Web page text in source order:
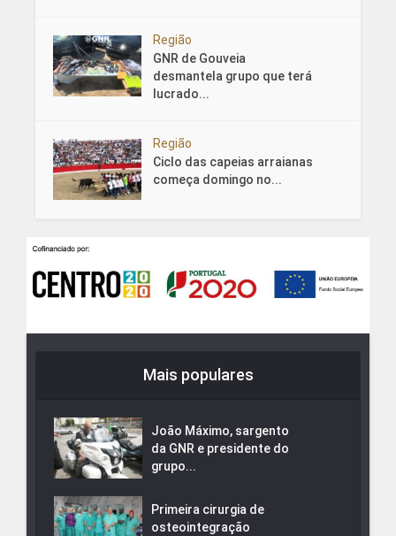
Região
GNR de Gouveia
desmantela grupo que terá
lucrado...
Região
Ciclo das capeias arraianas
começa domingo no...
Mais populares
João Máximo, sargento
da GNR e presidente do
grupo...
Primeira cirurgia de
osteointegração